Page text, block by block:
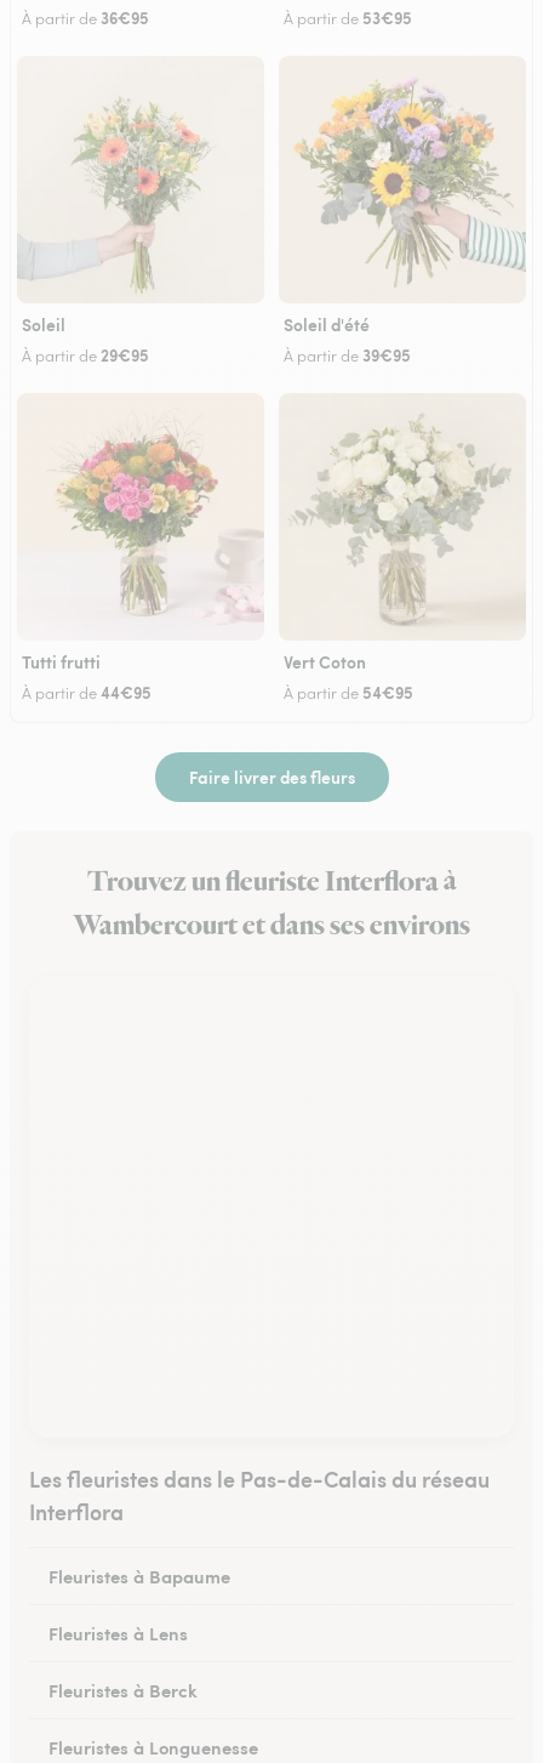
À partir de 36€95 À partir de 53€95
Soleil
À partir de 29€95
Soleil d'été
À partir de 39€95
Tutti frutti
À partir de44€95
Vert Coton
À partir de 54€95
Faire livrer des fleurs
Trouvez un fleuriste Interflora à
Wambercourt et dans ses environs
Les fleuristes dans le Pas-de-Calais du réseau
Interflora
Fleuristes à Bapaume
Fleuristes à Lens
Fleuristes à Berck
Fleuristes à Longuenesse